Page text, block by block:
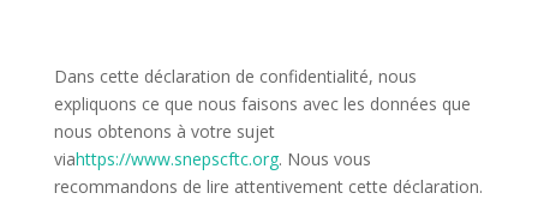
Dans cette déclaration de confidentialité, nous
expliquons ce que nous faisons avec les données que
nous obtenons à votre sujet
viahttps://www.snepscftc.org. Nous vous
recommandons de lire attentivement cette déclaration.